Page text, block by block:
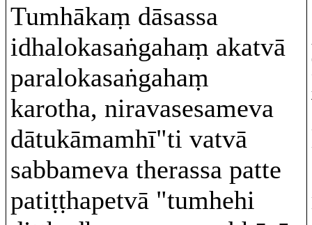
Tumhākaṃ dāsassa
idhalokasaṅgahaṃ akatvā
paralokasaṅgahaṃ
karotha, niravasesameva
dātukāmamhī"ti vatvā
sabbameva therassa patte
patiṭṭhapetvā "tumhehi